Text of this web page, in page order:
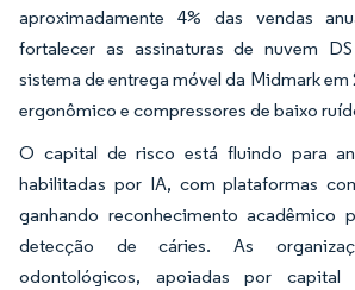
aproximadamente 4% das vendas
fortalecer as assinaturas de nuvem
sistema de entrega móvel da Midmark em
ergonômico e compressores de baixo
O capital de risco está fluindo para
habilitadas por IA, com plataformas
ganhando reconhecimento acadêmico
detecção de cáries. As
odontológicos, apoiadas por